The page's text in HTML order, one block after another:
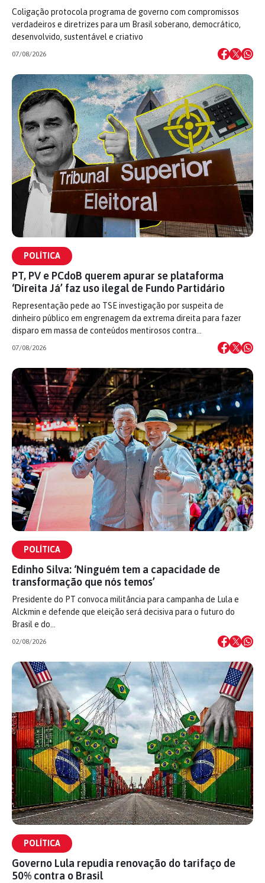
Coligação protocola programa de governo com compromissos
verdadeiros e diretrizes para um Brasil soberano, democrático,
desenvolvido, sustentável e criativo
07/08/2026
POLÍTICA
PT, PV e PCdoB querem apurar se plataforma
‘Direita Já’ faz uso ilegal de Fundo Partidário
Representação pede ao TSE investigação por suspeita de
dinheiro público em engrenagem da extrema direita para fazer
disparo em massa de conteúdos mentirosos contra…
07/08/2026
POLÍTICA
Edinho Silva: ‘Ninguém tem a capacidade de
transformação que nós temos’
Presidente do PT convoca militância para campanha de Lula e
Alckmin e defende que eleição será decisiva para o futuro do
Brasil e do…
02/08/2026
POLÍTICA
Governo Lula repudia renovação do tarifaço de
50% contra o Brasil